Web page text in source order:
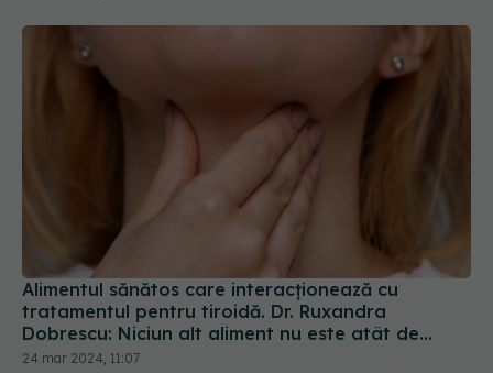
Alimentul sănătos care interacționează cu
tratamentul pentru tiroidă. Dr. Ruxandra
Dobrescu: Niciun alt aliment nu este atât de
învăluit în mister și controverse
24 mar 2024, 11:07